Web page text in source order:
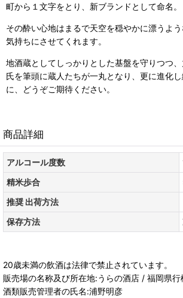
町から１文字をとり、新ブランドとして命名。
その酔い心地はまるで天空を穏やかに漂うよ
気持ちにさせてくれます。
地酒蔵としてしっかりとした基盤を守りつつ
氏を筆頭に蔵人たちが一丸となり、更に進化
に、どうぞご期待ください。
商品詳細
アルコール度数
精米歩合
推奨 出荷方法
保存方法
20歳未満の飲酒は法律で禁止されています。
販売場の名称及び所在地:うらの酒店 / 福岡県
酒類販売管理者の氏名:浦野明彦